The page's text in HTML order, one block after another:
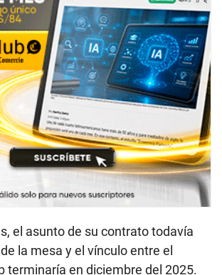
el asunto de su contrato todavía
la mesa y el vínculo entre el
terminaría en diciembre del 2025.